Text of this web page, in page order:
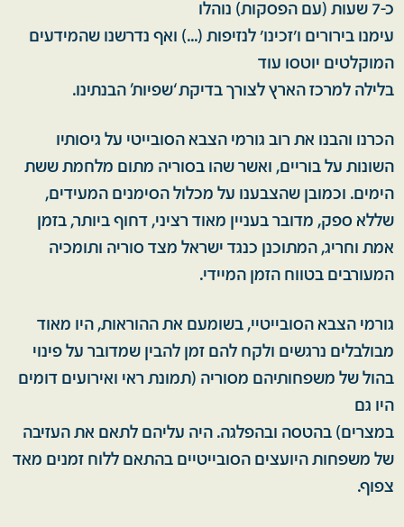
כ-7 שעות (עם הפסקות) נוהלו
עימנו בירורים ו'זכינו' לנזיפות (...) ואף נדרשנו שהמידעים
המוקלטים יוטסו עוד
בלילה למרכז הארץ לצורך בדיקת ‘שפיות’ הבנתינו.
הכרנו והבנו את רוב גורמי הצבא הסובייטי על גיסותיו
השונות על בוריים, ואשר שהו בסוריה מתום מלחמת ששת
הימים. וכמובן שהצבענו על מכלול הסימנים המעידים,
שללא ספק, מדובר בעניין מאוד רציני, דחוף ביותר, בזמן
אמת וחריג, המתוכנן כנגד ישראל מצד סוריה ותומכיה
המעורבים בטווח הזמן המיידי.
גורמי הצבא הסובייטיי, בשומעם את ההוראות, היו מאוד
מבולבלים נרגשים ולקח להם זמן להבין שמדובר על פינוי
בהול של משפחותיהם מסוריה (תמונת ראי ואירועים דומים
היו גם
במצרים) בהטסה ובהפלגה. היה עליהם לתאם את העזיבה
של משפחות היועצים הסובייטיים בהתאם ללוח זמנים מאד
צפוף.